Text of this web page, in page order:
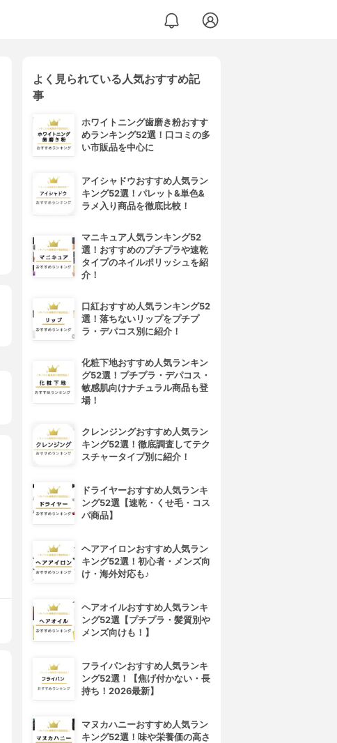
よく見られている人気おすすめ記
事
ホワイトニング歯磨き粉おすす
めランキング52選！口コミの多
い市販品を中心に
アイシャドウおすすめ人気ラン
キング52選！パレット&単色&
ラメ入り商品を徹底比較！
マニキュア人気ランキング52
選！おすすめのプチプラや速乾
タイプのネイルポリッシュを紹
介！
口紅おすすめ人気ランキング52
選！落ちないリップをプチプ
ラ・デパコス別に紹介！
化粧下地おすすめ人気ランキン
グ52選！プチプラ・デパコス・
敏感肌向けナチュラル商品も登
場！
クレンジングおすすめ人気ラン
キング52選！徹底調査してテク
スチャータイプ別に紹介！
ドライヤーおすすめ人気ランキ
ング52選【速乾・くせ毛・コス
パ商品】
ヘアアイロンおすすめ人気ラン
キング52選！初心者・メンズ向
け・海外対応も♪
ヘアオイルおすすめ人気ランキ
ング52選【プチプラ・髪質別や
メンズ向けも！】
フライパンおすすめ人気ランキ
ング52選！【焦げ付かない・長
持ち！2026最新】
マヌカハニーおすすめ人気ラン
キング52選！味や栄養価の高さ